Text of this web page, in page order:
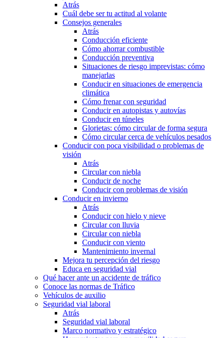
Atrás
Cuál debe ser tu actitud al volante
Consejos generales
Atrás
Conducción eficiente
Cómo ahorrar combustible
Conducción preventiva
Situaciones de riesgo imprevistas: cómo
manejarlas
Conducir en situaciones de emergencia
climática
Cómo frenar con seguridad
Conducir en autopistas y autovías
Conducir en túneles
Glorietas: cómo circular de forma segura
Cómo circular cerca de vehículos pesados
Conducir con poca visibilidad o problemas de
visión
Atrás
Circular con niebla
Conducir de noche
Conducir con problemas de visión
Conducir en invierno
Atrás
Conducir con hielo y nieve
Circular con lluvia
Circular con niebla
Conducir con viento
Mantenimiento invernal
Mejora tu percepción del riesgo
Educa en seguridad vial
Qué hacer ante un accidente de tráfico
Conoce las normas de Tráfico
Vehículos de auxilio
Seguridad vial laboral
Atrás
Seguridad vial laboral
Marco normativo y estratégico